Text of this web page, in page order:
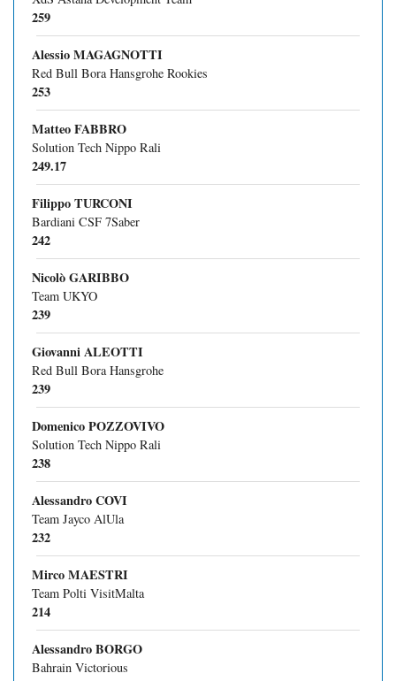
259
Alessio MAGAGNOTTI
Red Bull Bora Hansgrohe Rookies
253
Matteo FABBRO
Solution Tech Nippo Rali
249.17
Filippo TURCONI
Bardiani CSF 7Saber
242
Nicolò GARIBBO
Team UKYO
239
Giovanni ALEOTTI
Red Bull Bora Hansgrohe
239
Domenico POZZOVIVO
Solution Tech Nippo Rali
238
Alessandro COVI
Team Jayco AlUla
232
Mirco MAESTRI
Team Polti VisitMalta
214
Alessandro BORGO
Bahrain Victorious